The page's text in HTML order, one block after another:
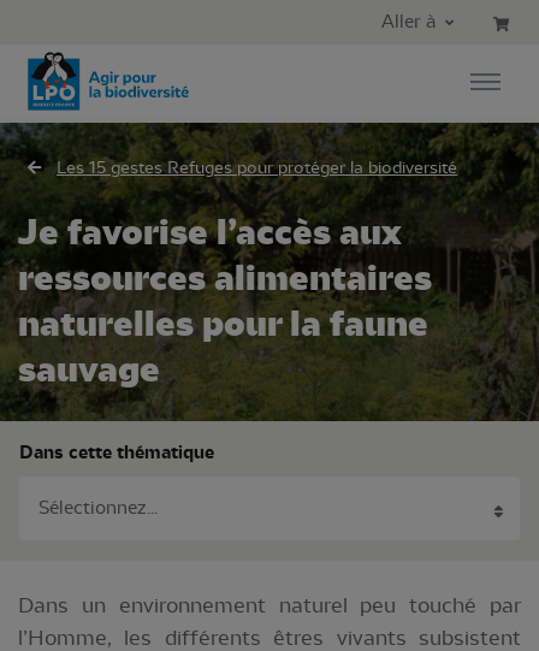
Aller au menu principal
Aller à
Les 15 gestes Refuges pour protéger la biodiversité
Je favorise l’accès aux
ressources alimentaires
naturelles pour la faune
sauvage
Dans cette thématique
Dans un environnement naturel peu touché par
l’Homme, les différents êtres vivants subsistent